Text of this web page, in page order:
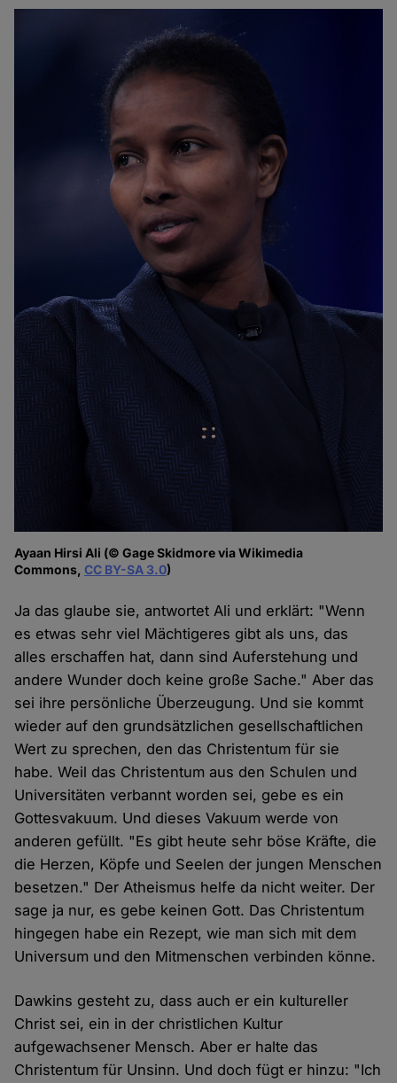
Ayaan Hirsi Ali (© Gage Skidmore via Wikimedia
Commons,CC BY-SA 3.0)
Ja das glaube sie, antwortet Ali und erklärt: "Wenn
es etwas sehr viel Mächtigeres gibt als uns, das
alles erschaffen hat, dann sind Auferstehung und
andere Wunder doch keine große Sache." Aber das
sei ihre persönliche Überzeugung. Und sie kommt
wieder auf den grundsätzlichen gesellschaftlichen
Wert zu sprechen, den das Christentum für sie
habe. Weil das Christentum aus den Schulen und
Universitäten verbannt worden sei, gebe es ein
Gottesvakuum. Und dieses Vakuum werde von
anderen gefüllt. "Es gibt heute sehr böse Kräfte, die
die Herzen, Köpfe und Seelen der jungen Menschen
besetzen." Der Atheismus helfe da nicht weiter. Der
sage ja nur, es gebe keinen Gott. Das Christentum
hingegen habe ein Rezept, wie man sich mit dem
Universum und den Mitmenschen verbinden könne.
Dawkins gesteht zu, dass auch er ein kultureller
Christ sei, ein in der christlichen Kultur
aufgewachsener Mensch. Aber er halte das
Christentum für Unsinn. Und doch fügt er hinzu: "Ich